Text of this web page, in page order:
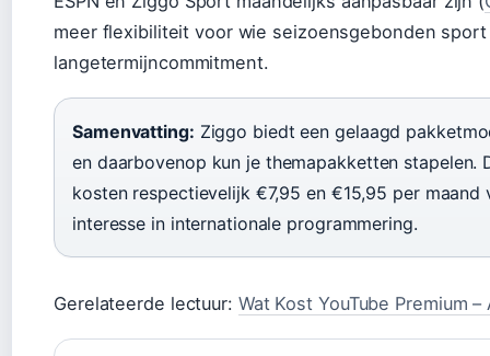
meer flexibiliteit voor wie seizoensgebonden
langetermijncommitment.
Samenvatting: Ziggo biedt een gelaagd
en daarbovenop kun je themapakketten stapelen.
kosten respectievelijk €7,95 en €15,95 per
interesse in internationale programmering.
Gerelateerde lectuur: Wat Kost YouTube Premium